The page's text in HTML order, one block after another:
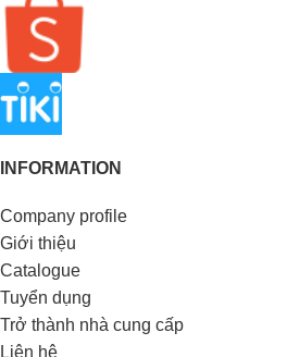
INFORMATION
Company profile
Giới thiệu
Catalogue
Tuyển dụng
Trở thành nhà cung cấp
Liên hệ